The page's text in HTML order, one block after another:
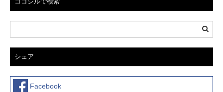
シェア
Facebook